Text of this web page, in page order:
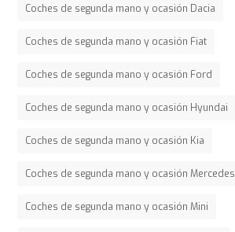
Coches de segunda mano y ocasión Dacia
Coches de segunda mano y ocasión Fiat
Coches de segunda mano y ocasión Ford
Coches de segunda mano y ocasión Hyundai
Coches de segunda mano y ocasión Kia
Coches de segunda mano y ocasión Mercedes
Coches de segunda mano y ocasión Mini